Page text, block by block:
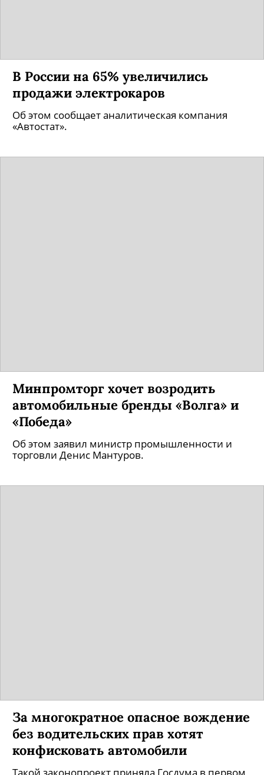
В России на 65% увеличились
продажи электрокаров
Об этом сообщает аналитическая компания
«Автостат».
Минпромторг хочет возродить
автомобильные бренды «Волга» и
«Победа»
Об этом заявил министр промышленности и
торговли Денис Мантуров.
За многократное опасное вождение
без водительских прав хотят
конфисковать автомобили